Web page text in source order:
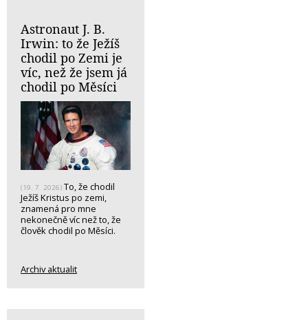
Astronaut J. B.
Irwin: to že Ježíš
chodil po Zemi je
víc, než že jsem já
chodil po Měsíci
(19. 7. 2026) To, že chodil
Ježíš Kristus po zemi,
znamená pro mne
nekonečně víc než to, že
člověk chodil po Měsíci.
Archiv aktualit